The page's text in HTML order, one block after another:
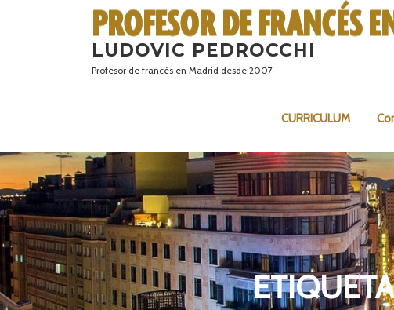
LUDOVIC PEDROCCHI
Profesor de francés en Madrid desde 2007
CURRICULUM